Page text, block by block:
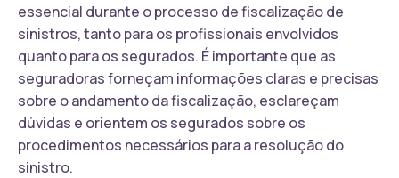
essencial durante o processo de fiscalização de
sinistros, tanto para os profissionais envolvidos
quanto para os segurados. É importante que as
seguradoras forneçam informações claras e precisas
sobre o andamento da fiscalização, esclareçam
dúvidas e orientem os segurados sobre os
procedimentos necessários para a resolução do
sinistro.